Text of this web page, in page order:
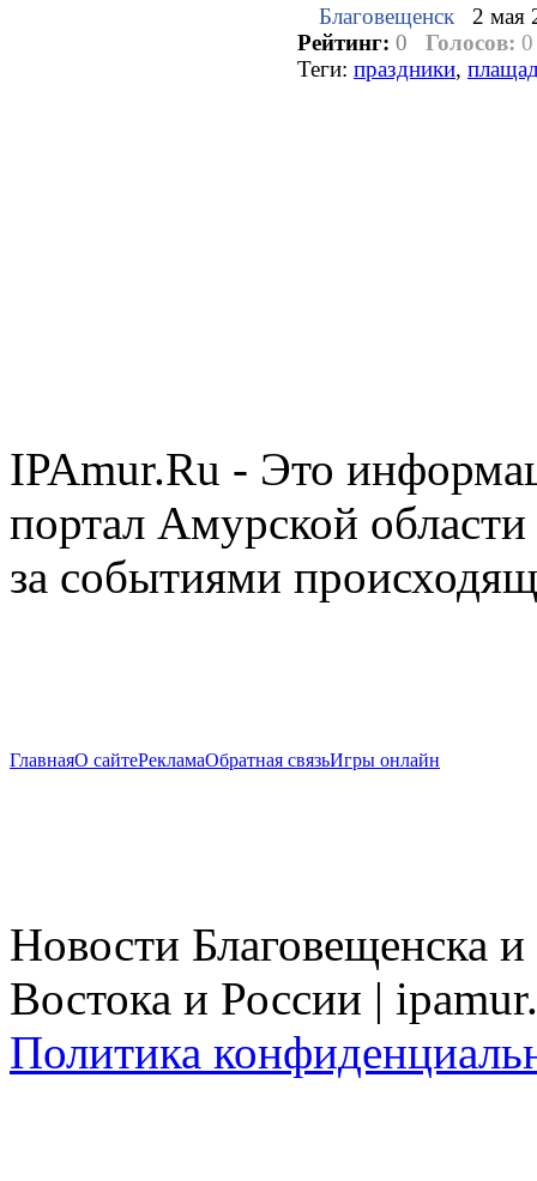
Благовещенск
2 мая
Рейтинг: 0 Голосов: 0
Теги: праздники,
IPAmur.Ru - Это
портал Амурской
за событиями
ГлавнаяО сайтеРекламаОбратная связьИгры онлайн
Новости Благовещенска
Востока и России |
Политика